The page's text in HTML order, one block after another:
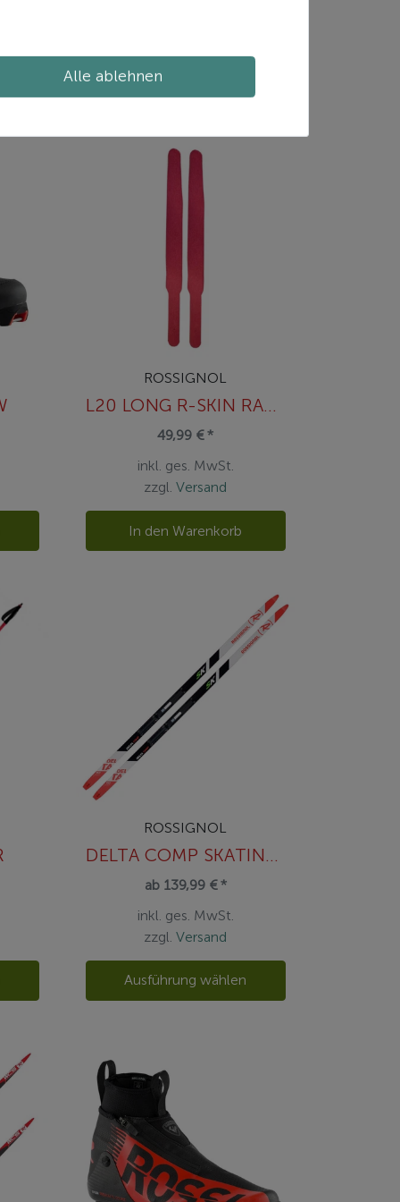
Ausführung wählen
ROSSIGNOL
L20 LONG R-SKIN RACE PREMIUM
49,99 € *
inkl. ges. MwSt.
zzgl.Versand
In den Warenkorb
ROSSIGNOL
DELTA COMP SKATING JR IFP
ab 139,99 € *
inkl. ges. MwSt.
zzgl.Versand
Ausführung wählen
Alle ablehnen